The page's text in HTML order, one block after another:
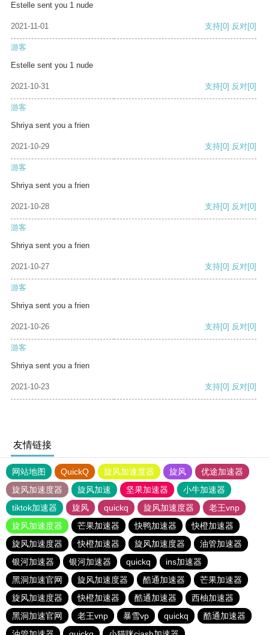
Estelle sent you 1 nude
2021-11-01 支持[0] 反对[0]
游客
Estelle sent you 1 nude
2021-10-31 支持[0] 反对[0]
游客
Shriya sent you a frien
2021-10-29 支持[0] 反对[0]
游客
Shriya sent you a frien
2021-10-28 支持[0] 反对[0]
游客
Shriya sent you a frien
2021-10-27 支持[0] 反对[0]
游客
Shriya sent you a frien
2021-10-26 支持[0] 反对[0]
游客
Shriya sent you a frien
2021-10-23 支持[0] 反对[0]
友情链接
网站地图 QuickQ 旋风加速度器 旋风
优途加速器
旋风加速度器
旋风加速 坚果加速器
小牛加速器
tiktok加速器
旋风 quickq 旋风加速度器
老王vnp
旋风加速度器
芒果加速器 快鸭加速器
快橙加速器
旋风加速度器
快橙加速器 旋风加速度器
油管加速器
银河加速器
银河加速器 quickq
ins加速器
黑洞加速官网
旋风加速度器 酷通加速器
芒果加速器
旋风加速度器
快橙加速器 酷通加速器
西柚加速器
黑洞加速官网
老王vnp 暴雪vp quickq
酷通加速器